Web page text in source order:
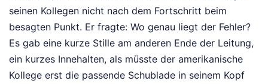
seinen Kollegen nicht nach dem Fortschritt beim
besagten Punkt. Er fragte: Wo genau liegt der Fehler?
Es gab eine kurze Stille am anderen Ende der Leitung,
ein kurzes Innehalten, als müsste der amerikanische
Kollege erst die passende Schublade in seinem Kopf